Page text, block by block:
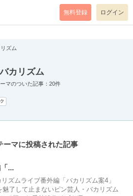
code=0 mode=return level=notice
無料登録 ログイン
ズム
バカリズム
マのついた記事：20件
ーマに投稿された記事
...
ズムライブ番外編「バカリズム案4」
了して止まないピン芸人・バカリズム